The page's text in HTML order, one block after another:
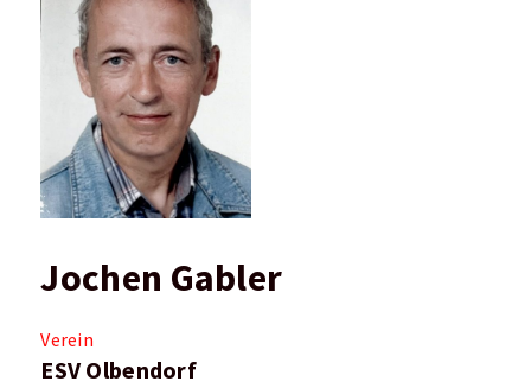
Jochen Gabler
Verein
ESV Olbendorf